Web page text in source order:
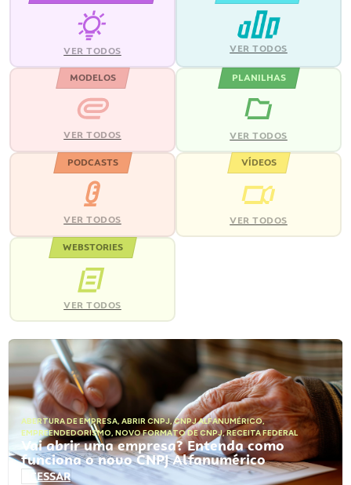
VER TODOS VER TODOS
MODELOS
VER TODOS
PLANILHAS
VER TODOS
PODCASTS
VER TODOS
VÍDEOS
VER TODOS
WEBSTORIES
VER TODOS
ABERTURA DE EMPRESA, ABRIR CNPJ,CNPJ ALFANUMÉRICO,
EMPREENDEDORISMO, NOVO FORMATO DE CNPJ,RECEITA FEDERAL
Vai abrir uma empresa? Entenda como
funciona o novo CNPJ Alfanumérico
ACESSAR